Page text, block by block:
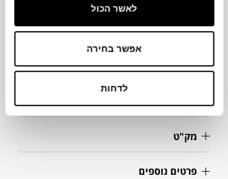
לאשר הכול
אפשר בחירה
לדחות
מידות
49X53X79H ס"מ
מק"ט
פרטים נוספים